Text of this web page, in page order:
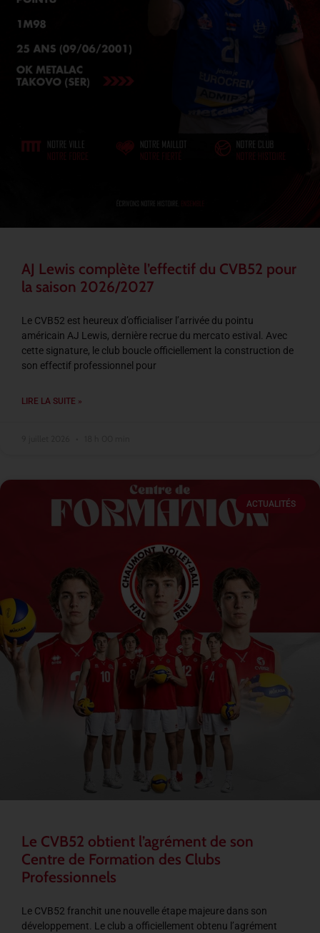
AJ Lewis complète l’effectif du CVB52 pour
la saison 2026/2027
Le CVB52 est heureux d’officialiser l’arrivée du pointu
américain AJ Lewis, dernière recrue du mercato estival. Avec
cette signature, le club boucle officiellement la construction de
son effectif professionnel pour
LIRE LA SUITE »
ACTUALITÉS
Le CVB52 obtient l’agrément de son
Centre de Formation des Clubs
Professionnels
Le CVB52 franchit une nouvelle étape majeure dans son
développement. Le club a officiellement obtenu l’agrément